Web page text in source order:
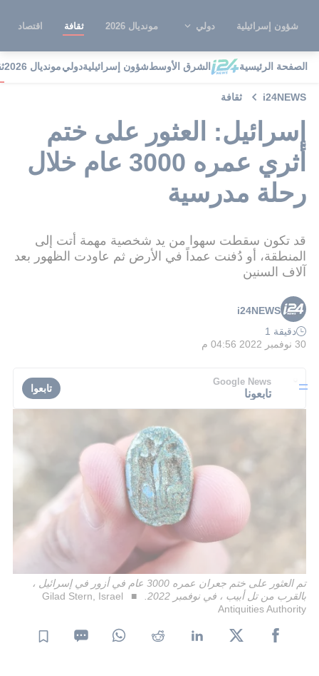
شؤون إسرائيلية دولي مونديال 2026 ثقافة اقتصاد
الصفحة الرئيسية الشرق الأوسطشؤون إسرائيليةدوليمونديال 2026
i24NEWS ثقافة
إسرائيل: العثور على ختم
أثري عمره 3000 عام خلال
رحلة مدرسية
قد تكون سقطت سهوا من يد شخصية مهمة أتت إلى
المنطقة، أو دُفنت عمداً في الأرض ثم عاودت الظهور بعد
آلاف السنين
i24NEWS
دقيقة 1
30 نوفمبر 2022 04:56 م
Google News
تابعونا تابعوا
تم العثور على ختم جعران عمره 3000 عام في أزور في إسرائيل ،
بالقرب من تل أبيب ، في نوفمبر 2022.
Gilad Stern, Israel
Antiquities Authority